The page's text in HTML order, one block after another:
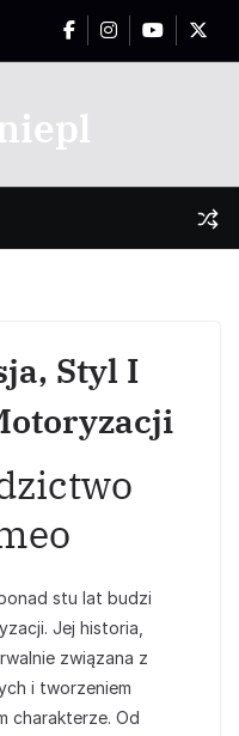
Styl I
stu lat budzi
Jej historia,
związana z
i tworzeniem
charakterze. Od